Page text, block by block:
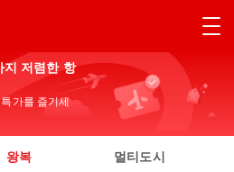
지 저렴한 항
가를 즐기세
왕복 멀티도시